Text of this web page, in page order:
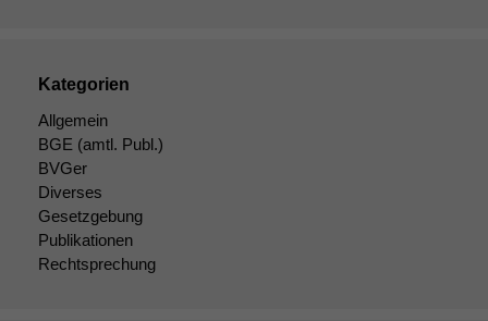
Kategorien
Allgemein
BGE (amtl. Publ.)
BVGer
Diverses
Gesetzgebung
Publikationen
Rechtsprechung